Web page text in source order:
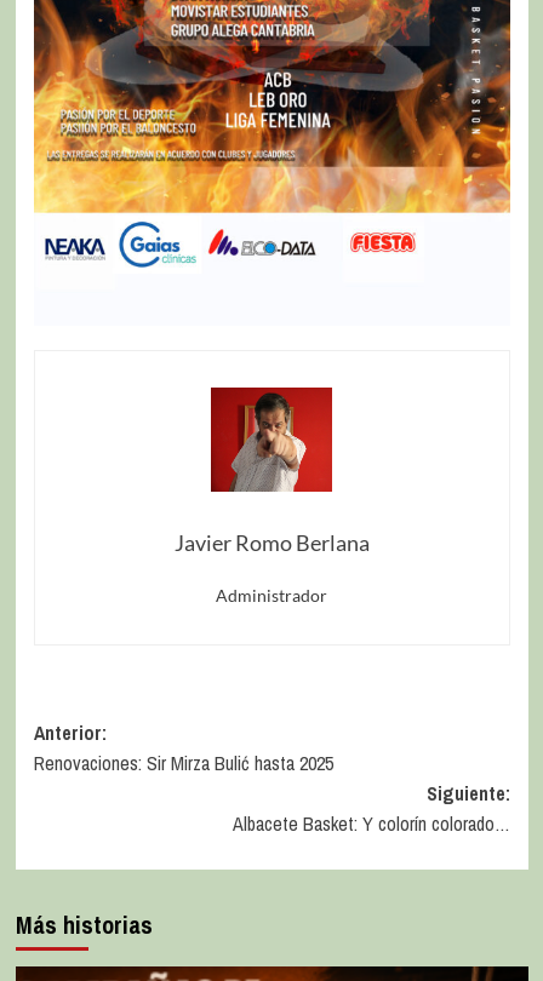
Javier Romo Berlana
Administrador
Anterior:
Renovaciones: Sir Mirza Bulić hasta 2025
Siguiente:
Albacete Basket: Y colorín colorado…
Más historias